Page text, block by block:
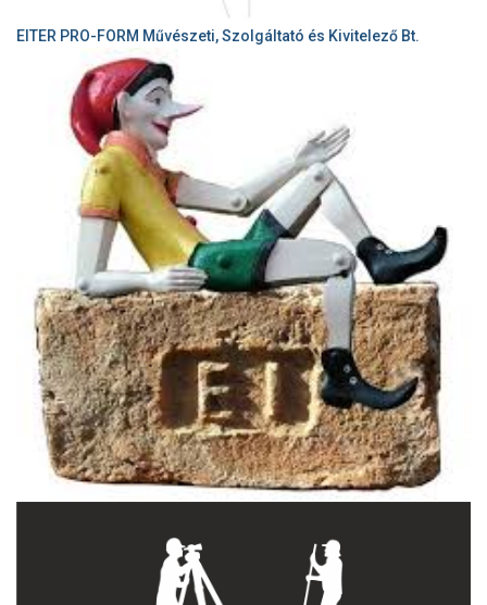
EITER PRO-FORM Művészeti, Szolgáltató és Kivitelező Bt.